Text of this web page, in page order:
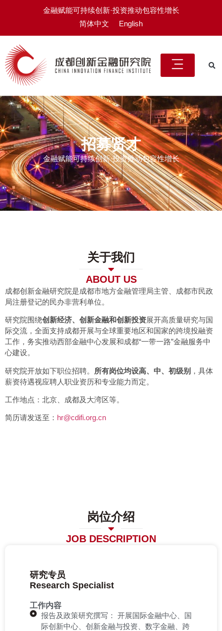
金融赋能可持续创新·投资推动包容性增长
简体中文
English
招募贤才
金融赋能可持续创新·投资推动包容性增长
关于我们
ABOUT US
成都创新金融研究院是成都市地方金融管理局主管、成都市民政
局注册登记的民办非营利单位。
研究院围绕创新经济、创新金融和创新投资展开高质量研究与国
际交流，全面支持成都开展与全球重要地区和国家的跨境投融资
工作，务实推动西部金融中心发展和成都“一带一路”金融服务中
心建设。
研究院开放如下职位招聘。 所有岗位均设高、中、初级别 ，具体
薪资待遇视应聘人职业资历和专业能力而定。
工作地点：北京、成都及大湾区等。
简历请发送至： hr@cdifi.org.cn
岗位介绍
JOB DESCRIPTION
研究专员
Research Specialist
工作内容
报告及政策研究撰写： 开展国际金融中心、国
际创新中心、创新金融与投资、数字金融、跨